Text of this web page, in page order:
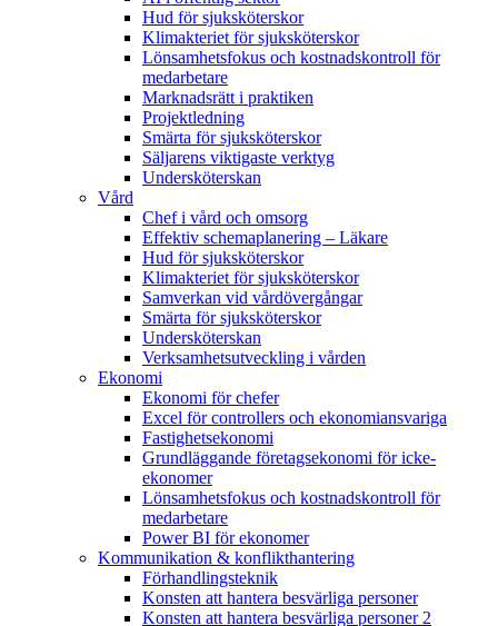
Hud för sjuksköterskor
Klimakteriet för sjuksköterskor
Lönsamhetsfokus och kostnadskontroll för
medarbetare
Marknadsrätt i praktiken
Projektledning
Smärta för sjuksköterskor
Säljarens viktigaste verktyg
Undersköterskan
Vård
Chef i vård och omsorg
Effektiv schemaplanering – Läkare
Hud för sjuksköterskor
Klimakteriet för sjuksköterskor
Samverkan vid vårdövergångar
Smärta för sjuksköterskor
Undersköterskan
Verksamhetsutveckling i vården
Ekonomi
Ekonomi för chefer
Excel för controllers och ekonomiansvariga
Fastighetsekonomi
Grundläggande företagsekonomi för icke-
ekonomer
Lönsamhetsfokus och kostnadskontroll för
medarbetare
Power BI för ekonomer
Kommunikation & konflikthantering
Förhandlingsteknik
Konsten att hantera besvärliga personer
Konsten att hantera besvärliga personer 2